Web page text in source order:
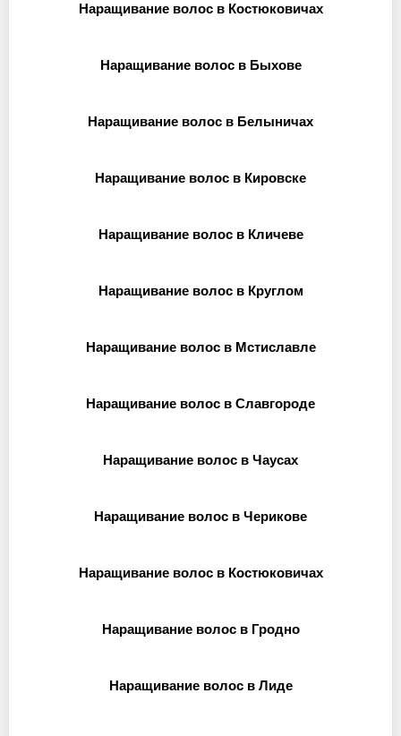
Наращивание волос в Костюковичах
Наращивание волос в Быхове
Наращивание волос в Белыничах
Наращивание волос в Кировске
Наращивание волос в Кличеве
Наращивание волос в Круглом
Наращивание волос в Мстиславле
Наращивание волос в Славгороде
Наращивание волос в Чаусах
Наращивание волос в Черикове
Наращивание волос в Костюковичах
Наращивание волос в Гродно
Наращивание волос в Лиде